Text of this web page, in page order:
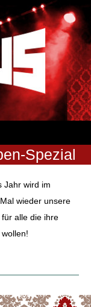
Spezial
Jahr wird im
wieder unsere
alle die ihre